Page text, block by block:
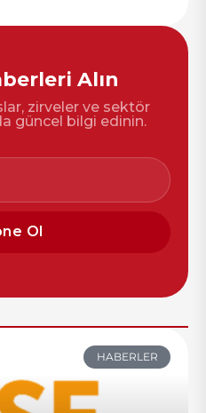
Alın
zirveler ve sektör
güncel bilgi edinin.
Ol
HABERLER